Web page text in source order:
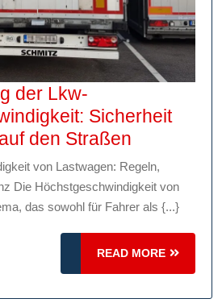
der Lkw-
Sicherheit
den Straßen
Bedeutung
der
Lkw-
Sicherheit
und
Effizienz
von Lastwagen: Regeln,
Die Höchstgeschwindigkeit von
das sowohl für Fahrer als {...}
READ MORE
READ
MORE